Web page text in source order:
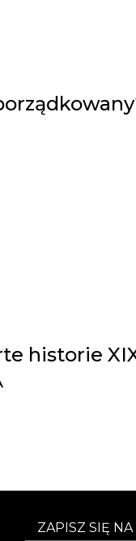
historie
ZAPISZ SIĘ